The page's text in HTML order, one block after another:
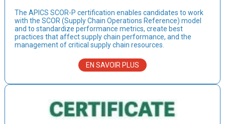
The APICS SCOR-P certification enables candidates to work
with the SCOR (Supply Chain Operations Reference) model
and to standardize performance metrics, create best
practices that affect supply chain performance, and the
management of critical supply chain resources.
EN SAVOIR PLUS